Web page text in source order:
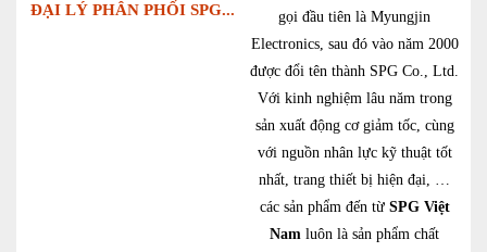
ĐẠI LÝ PHÂN PHỐI SPG...
gọi đầu tiên là Myungjin
Electronics, sau đó vào năm 2000
được đổi tên thành SPG Co., Ltd.
Với kinh nghiệm lâu năm trong
sản xuất động cơ giảm tốc, cùng
với nguồn nhân lực kỹ thuật tốt
nhất, trang thiết bị hiện đại, …
các sản phẩm đến từ SPG Việt
Nam luôn là sản phẩm chất